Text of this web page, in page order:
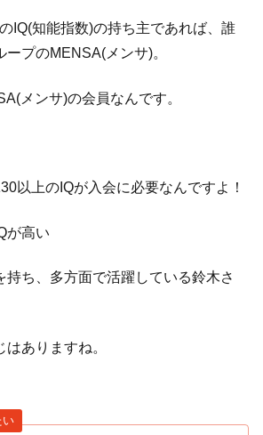
IQ(知能指数)の持ち主であれば、誰
プのMENSA(メンサ)。
メンサ)の会員なんです。
以上のIQが入会に必要なんですよ！
が高い
持ち、多方面で活躍している鈴木さ
ありますね。